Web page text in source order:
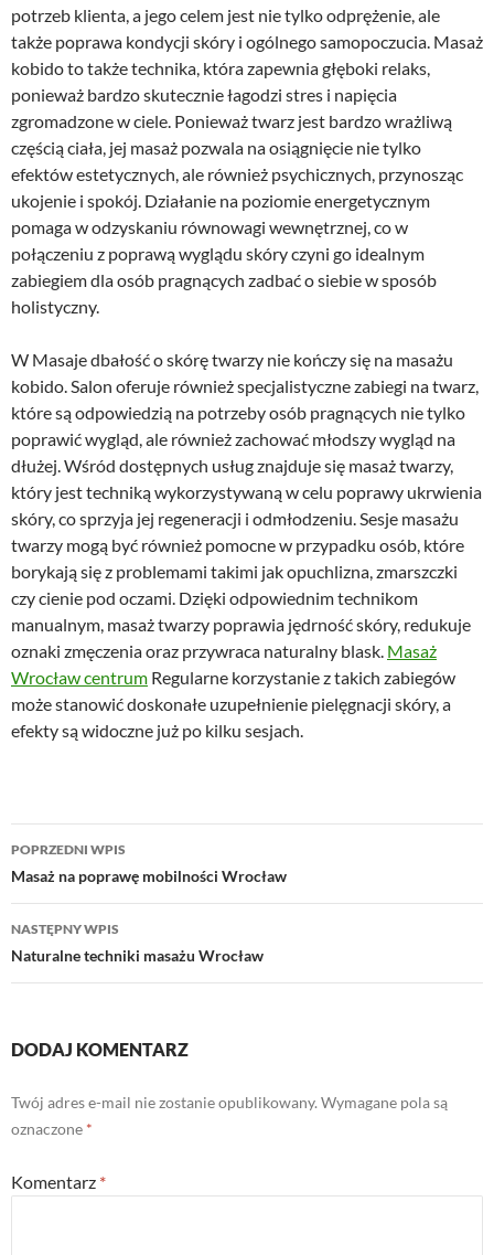
potrzeb klienta, a jego celem jest nie tylko odprężenie, ale
także poprawa kondycji skóry i ogólnego samopoczucia. Masaż
kobido to także technika, która zapewnia głęboki relaks,
ponieważ bardzo skutecznie łagodzi stres i napięcia
zgromadzone w ciele. Ponieważ twarz jest bardzo wrażliwą
częścią ciała, jej masaż pozwala na osiągnięcie nie tylko
efektów estetycznych, ale również psychicznych, przynosząc
ukojenie i spokój. Działanie na poziomie energetycznym
pomaga w odzyskaniu równowagi wewnętrznej, co w
połączeniu z poprawą wyglądu skóry czyni go idealnym
zabiegiem dla osób pragnących zadbać o siebie w sposób
holistyczny.
W Masaje dbałość o skórę twarzy nie kończy się na masażu
kobido. Salon oferuje również specjalistyczne zabiegi na twarz,
które są odpowiedzią na potrzeby osób pragnących nie tylko
poprawić wygląd, ale również zachować młodszy wygląd na
dłużej. Wśród dostępnych usług znajduje się masaż twarzy,
który jest techniką wykorzystywaną w celu poprawy ukrwienia
skóry, co sprzyja jej regeneracji i odmłodzeniu. Sesje masażu
twarzy mogą być również pomocne w przypadku osób, które
borykają się z problemami takimi jak opuchlizna, zmarszczki
czy cienie pod oczami. Dzięki odpowiednim technikom
manualnym, masaż twarzy poprawia jędrność skóry, redukuje
oznaki zmęczenia oraz przywraca naturalny blask. Masaż
Wrocław centrum Regularne korzystanie z takich zabiegów
może stanowić doskonałe uzupełnienie pielęgnacji skóry, a
efekty są widoczne już po kilku sesjach.
Nawigacja
wpisu
POPRZEDNI WPIS
Masaż na poprawę mobilności Wrocław
NASTĘPNY WPIS
Naturalne techniki masażu Wrocław
DODAJ KOMENTARZ
Twój adres e-mail nie zostanie opublikowany. Wymagane pola są
oznaczone *
Komentarz *